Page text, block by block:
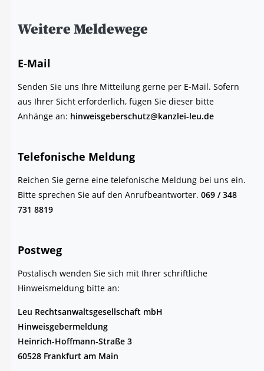
Wei­te­re Meldewege
E‑Mail
Sen­den Sie uns Ihre Mit­tei­lung ger­ne per E‑Mail. Sofern
aus Ihrer Sicht erfor­der­lich, fügen Sie die­ser bit­te
Anhän­ge an: hinweisgeberschutz@kanzlei-leu.de
Tele­fo­ni­sche Meldung
Rei­chen Sie ger­ne eine tele­fo­ni­sche Mel­dung bei uns ein.
Bit­te spre­chen Sie auf den Anruf­be­ant­wor­ter. 069 / 348
731 8819
Post­weg
Pos­ta­lisch wen­den Sie sich mit Ihrer schrift­li­che
Hin­weis­mel­dung bit­te an:
Leu Rechts­an­walts­ge­sell­schaft mbH
Hin­weis­ge­ber­mel­dung
Hein­rich-Hoff­mann-Stra­ße 3
60528 Frank­furt am Main